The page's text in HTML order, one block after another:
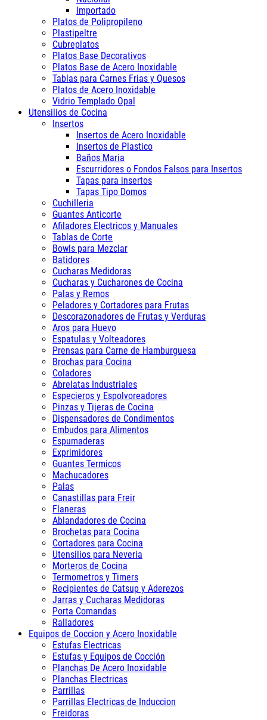
Importado
Platos de Polipropileno
Plastipeltre
Cubreplatos
Platos Base Decorativos
Platos Base de Acero Inoxidable
Tablas para Carnes Frias y Quesos
Platos de Acero Inoxidable
Vidrio Templado Opal
Utensilios de Cocina
Insertos
Insertos de Acero Inoxidable
Insertos de Plastico
Baños Maria
Escurridores o Fondos Falsos para Insertos
Tapas para insertos
Tapas Tipo Domos
Cuchilleria
Guantes Anticorte
Afiladores Electricos y Manuales
Tablas de Corte
Bowls para Mezclar
Batidores
Cucharas Medidoras
Cucharas y Cucharones de Cocina
Palas y Remos
Peladores y Cortadores para Frutas
Descorazonadores de Frutas y Verduras
Aros para Huevo
Espatulas y Volteadores
Prensas para Carne de Hamburguesa
Brochas para Cocina
Coladores
Abrelatas Industriales
Especieros y Espolvoreadores
Pinzas y Tijeras de Cocina
Dispensadores de Condimentos
Embudos para Alimentos
Espumaderas
Exprimidores
Guantes Termicos
Machucadores
Palas
Canastillas para Freir
Flaneras
Ablandadores de Cocina
Brochetas para Cocina
Cortadores para Cocina
Utensilios para Neveria
Morteros de Cocina
Termometros y Timers
Recipientes de Catsup y Aderezos
Jarras y Cucharas Medidoras
Porta Comandas
Ralladores
Equipos de Coccion y Acero Inoxidable
Estufas Electricas
Estufas y Equipos de Cocción
Planchas De Acero Inoxidable
Planchas Electricas
Parrillas
Parrillas Electricas de Induccion
Freidoras